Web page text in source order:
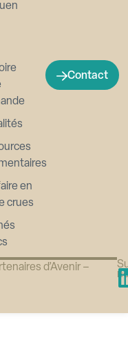
en
crues
Contact
d’Avenir –